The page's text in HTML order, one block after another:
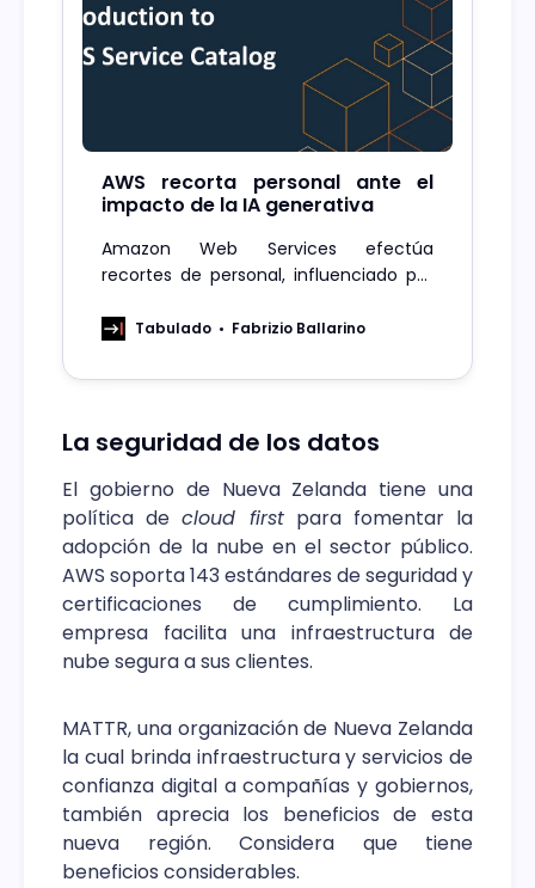
AWS recorta personal ante el
impacto de la IA generativa
Amazon Web Services efectúa
recortes de personal, influenciado por
al crecimiento de la unidad.
Tabulado Fabrizio Ballarino
La seguridad de los datos
El gobierno de Nueva Zelanda tiene una
política decloud firstpara fomentar la
adopción de la nube en el sector público.
AWS soporta 143 estándares de seguridad y
certificaciones de cumplimiento. La
empresa facilita una infraestructura de
nube segura a sus clientes.
MATTR, una organización de Nueva Zelanda
la cual brinda infraestructura y servicios de
confianza digital a compañías y gobiernos,
también aprecia los beneficios de esta
nueva región. Considera que tiene
beneficios considerables.